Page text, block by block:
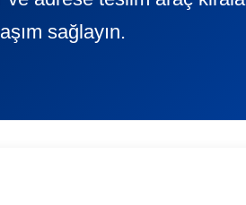
sağlayın.